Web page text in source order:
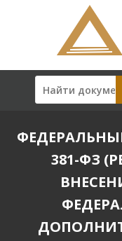
381-ФЗ